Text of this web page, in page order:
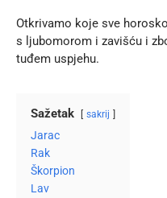
Otkrivamo koje sve
s ljubomorom i zavišću i
tuđem uspjehu.
Sažetak sakrij
Jarac
Rak
Škorpion
Lav